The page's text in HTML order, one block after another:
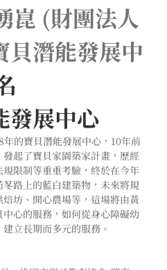
崑 (財團法人
貝潛能發展中
發展中心
的寶貝潛能發展中心，10年前
起了寶貝家園築家計畫，歷經
限制等重重考驗，終於在今年
路上的藍白建築物，未來將規
坊、開心農場等，這場將由黃
心的服務，如何從身心障礙幼
立長期而多元的服務。